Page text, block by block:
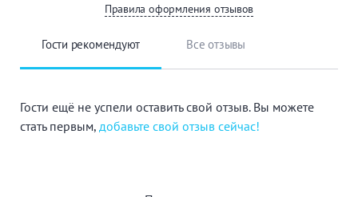
Правила оформления отзывов
Гости рекомендуют Все отзывы
Гости ещё не успели оставить свой отзыв. Вы можете
стать первым, добавьте свой отзыв сейчас!